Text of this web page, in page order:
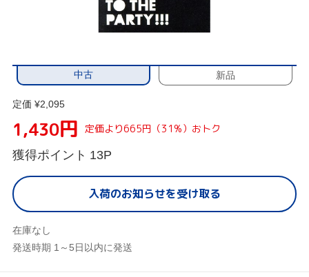
中古 新品
定価 ¥2,095
1,430円 定価より665円（31%）おトク
獲得ポイント 13P
入荷のお知らせを受け取る
在庫なし
発送時期 1～5日以内に発送